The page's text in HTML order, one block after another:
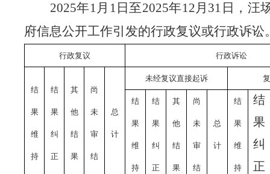
2025年1月1日至2025年12月31日，汪
府信息公开工作引发的行政复议或行政诉讼
行政复议 行政诉讼
结
果
维
持
结
果
纠
正
其
他
结
果
尚
未
审
结
总
计
未经复议直接起诉
结
果
维
持
结
果
纠
正
其
他
结
果
尚
未
审
结
总
计
结
果
维
持
结
果
纠
正